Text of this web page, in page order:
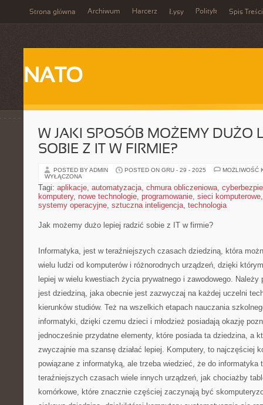
Strona główna Archiwum Harcerz Łysy Polityk Spis Treści
NATO
W JAKI SPOSÓB MOŻEMY DUŻO
SOBIE Z IT W FIRMIE?
POSTED BY ADMIN POSTED ON GRU - 29 - 2025
MOŻLIWOŚĆ
WYŁĄCZONA
Tagi: aplikacje, automatyzacja, chmura obliczeniowa,
komputery, nowe technologie, programowanie, sieci komputerowe
systemy operacyjne, sztuczna inteligencja, technologia
Jak możemy dużo lepiej radzić sobie z IT w firmie?
Informatyka, jest w teraźniejszych czasach dziedziną, która
wielu ludzi od komputerów i różnorodnych urządzeń, dzięki
lepiej w wielu kwestiach życia prywatnego i zawodowego.
jest dziedziną, jaka obecnie jest zazwyczaj na każdej uczelni
kierunków studiów. Też na wszelkich etapach nauczania
informatyki, dzięki czemu dzieci i młodzież posiadają okazję
jednocześnie przydatne elementy, które posiada ta dziedzina, a
zwyczajnie ma szansę działać lepiej. Komputery, to najczęściej
powiązane z informatyką, ale trzeba wiedzieć, że do informatyka
teraźniejszych czasach wiele innych urządzeń, jak chociażby
komórkowe, które znacznie częściej zaczynają być